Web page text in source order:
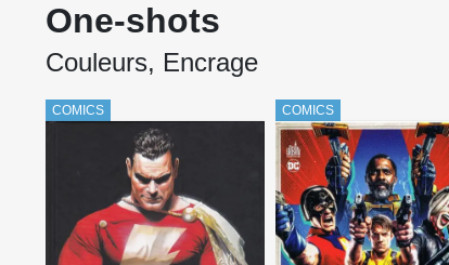
One-shots
Couleurs, Encrage
COMICS COMICS